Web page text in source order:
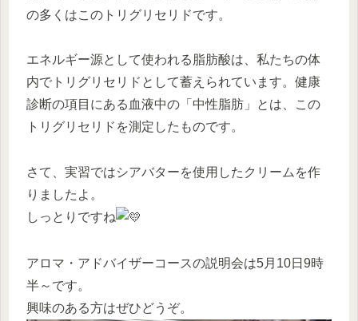
の多くはこのトリグリセリドです。
エネルギー源として使われる脂肪酸は、私たちの体
内でトリグリセリドとして蓄えられています。健康
診断の項目にある血液中の「中性脂肪」とは、この
トリグリセリドを測定したものです。
さて、実習ではシアバターを使用したクリームを作
りましたよ。
しっとりですね
アロマ・アドバイザーコースの説明会は5月10日9時
半～です。
興味のある方はぜひどうぞ。